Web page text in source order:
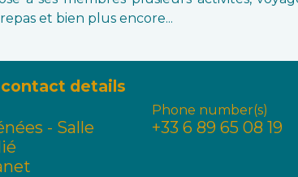
et bien plus encore...
details
- Salle
Phone number(s)
+33 6 89 65 08 19